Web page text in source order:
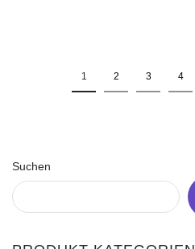
1 2 3 4
Suchen